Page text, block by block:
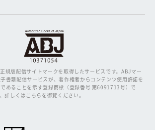
規版配信サイトマークを取得したサービスです。ABJマー
書籍配信サービスが、著作権者からコンテンツ使用許諾を
あることを示す登録商標（登録番号 第6091713号）で
詳しくはこちらを御覧ください。